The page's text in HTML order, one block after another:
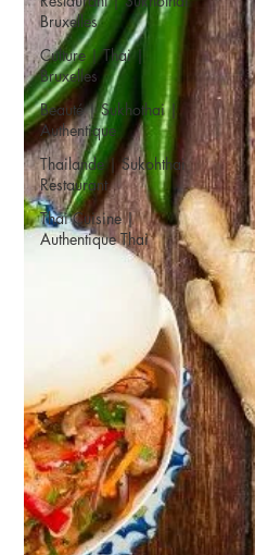
Bruxelles
Culture | Thai |
Bruxelles
Beauté | Sukhothai |
Authentique
Thailande | Sukohthai
Restaurant
Thai Cuisine |
Authentique Thai